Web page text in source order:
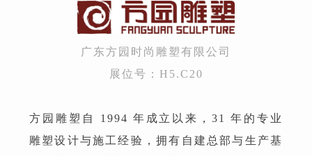
广东方园时尚雕塑有限公司
展位号：H5.C20
方园雕塑自 1994 年成立以来，31 年的专业
雕塑设计与施工经验，拥有自建总部与生产基